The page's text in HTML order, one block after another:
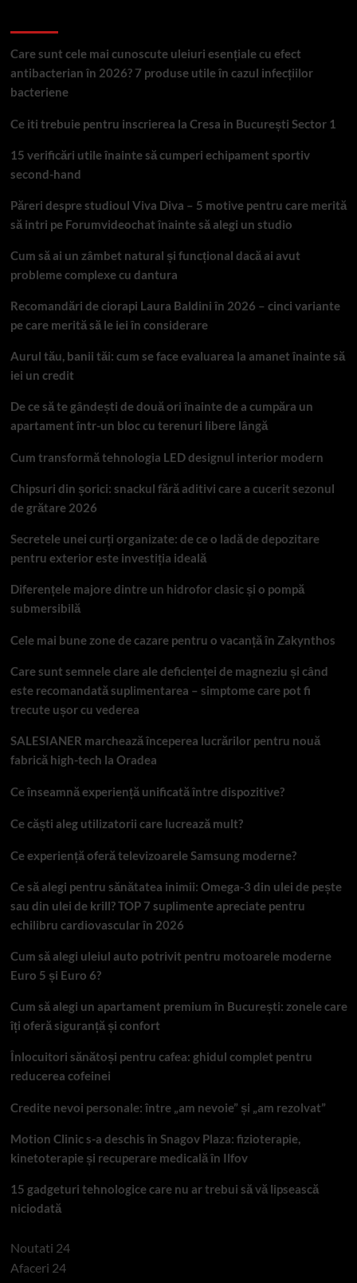
Care sunt cele mai cunoscute uleiuri esențiale cu efect
antibacterian în 2026? 7 produse utile în cazul infecțiilor
bacteriene
Ce iti trebuie pentru inscrierea la Cresa in București Sector 1
15 verificări utile înainte să cumperi echipament sportiv
second-hand
Păreri despre studioul Viva Diva – 5 motive pentru care merită
să intri pe Forumvideochat înainte să alegi un studio
Cum să ai un zâmbet natural și funcțional dacă ai avut
probleme complexe cu dantura
Recomandări de ciorapi Laura Baldini în 2026 – cinci variante
pe care merită să le iei în considerare
Aurul tău, banii tăi: cum se face evaluarea la amanet înainte să
iei un credit
De ce să te gândești de două ori înainte de a cumpăra un
apartament într-un bloc cu terenuri libere lângă
Cum transformă tehnologia LED designul interior modern
Chipsuri din șorici: snackul fără aditivi care a cucerit sezonul
de grătare 2026
Secretele unei curți organizate: de ce o ladă de depozitare
pentru exterior este investiția ideală
Diferențele majore dintre un hidrofor clasic și o pompă
submersibilă
Cele mai bune zone de cazare pentru o vacanță în Zakynthos
Care sunt semnele clare ale deficienței de magneziu și când
este recomandată suplimentarea – simptome care pot fi
trecute ușor cu vederea
SALESIANER marchează începerea lucrărilor pentru nouă
fabrică high-tech la Oradea
Ce înseamnă experiență unificată între dispozitive?
Ce căști aleg utilizatorii care lucrează mult?
Ce experiență oferă televizoarele Samsung moderne?
Ce să alegi pentru sănătatea inimii: Omega-3 din ulei de pește
sau din ulei de krill? TOP 7 suplimente apreciate pentru
echilibru cardiovascular în 2026
Cum să alegi uleiul auto potrivit pentru motoarele moderne
Euro 5 și Euro 6?
Cum să alegi un apartament premium în București: zonele care
îți oferă siguranță și confort
Înlocuitori sănătoși pentru cafea: ghidul complet pentru
reducerea cofeinei
Credite nevoi personale: între „am nevoie” și „am rezolvat”
Motion Clinic s-a deschis în Snagov Plaza: fizioterapie,
kinetoterapie și recuperare medicală în Ilfov
15 gadgeturi tehnologice care nu ar trebui să vă lipsească
niciodată
Noutati 24
Afaceri 24